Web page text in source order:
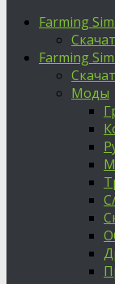
Farming
Farming
Моды